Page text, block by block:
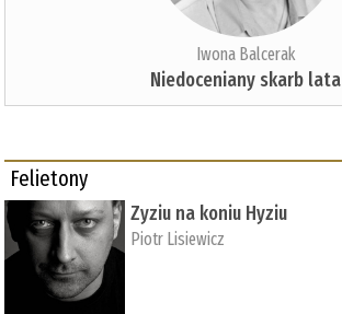
Iwona Balcerak
Niedoceniany skarb lata
Felietony
Zyziu na koniu Hyziu
Piotr Lisiewicz